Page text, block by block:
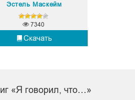
Эстель Маскейм
Скачать
7340
«Я говорил, что…»